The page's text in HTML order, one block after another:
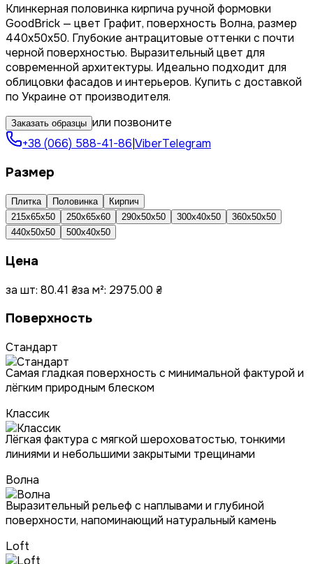
Клинкерная половинка кирпича ручной формовки
GoodBrick — цвет Графит, поверхность Волна, размер
440x50x50. Глубокие антрацитовые оттенки с почти
черной поверхностью. Выразительный цвет для
современной архитектуры. Идеально подходит для
облицовки фасадов и интерьеров. Купить с доставкой
по Украине от производителя.
Заказать образцы или позвоните
+38 (066) 588-41-86 ViberTelegram
Размер
Плитка Половинка
Кирпич
215х65х50
250х65х60 290х50х50 300х40х50
360x50x50
440x50x50
500x40x50
Цена
за шт: 80.41 ₴за м²: 2975.00 ₴
Поверхность
Стандарт
Самая гладкая поверхность с минимальной фактурой и
лёгким природным блеском
Классик
Лёгкая фактура с мягкой шероховатостью, тонкими
линиями и небольшими закрытыми трещинами
Волна
Выразительный рельеф с наплывами и глубиной
поверхности, напоминающий натуральный камень
Loft